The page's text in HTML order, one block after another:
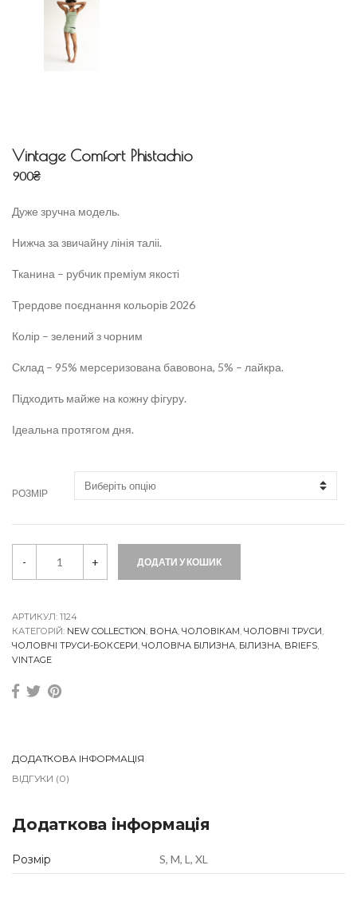
Vintage Comfort Phistachio
900₴
Дуже зручна модель.
Нижча за звичайну лінія таліі.
Тканина – рубчик преміум якості
Трердове поєднання кольорів 2026
Колір – зелений з чорним
Склад – 95% мерсеризована бавовона, 5% – лайкра.
Підходить майже на кожну фігуру.
Ідеальна протягом дня.
РОЗМІР
n
g
e
C
o
f
o
h
i
s
c
h
o
q
- + ДОДАТИ У КОШИК
АРТИКУЛ: 1124
КАТЕГОРІЙ: NEW COLLECTION, ВОНА, ЧОЛОВІКАМ, ЧОЛОВІЧІ ТРУСИ,
ЧОЛОВІЧІ ТРУСИ-БОКСЕРИ, ЧОЛОВІЧА БІЛИЗНА, БІЛИЗНА, BRIEFS,
VINTAGE
ДОДАТКОВА ІНФОРМАЦІЯ
ВІДГУКИ (0)
Додаткова інформація
Розмір S, M, L, XL